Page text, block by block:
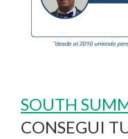
SOUTH
CONSEGUI